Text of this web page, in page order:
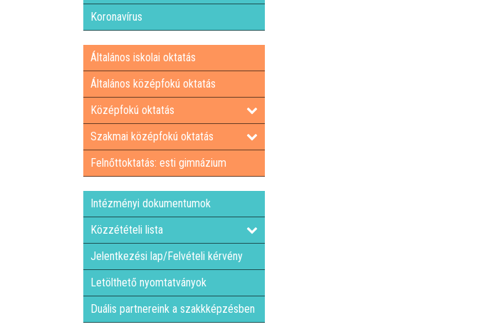
Koronavírus
Általános iskolai oktatás
Általános középfokú oktatás
Középfokú oktatás
Szakmai középfokú oktatás
Felnőttoktatás: esti gimnázium
Intézményi dokumentumok
Közzétételi lista
Jelentkezési lap/Felvételi kérvény
Letölthető nyomtatványok
Duális partnereink a szakkképzésben